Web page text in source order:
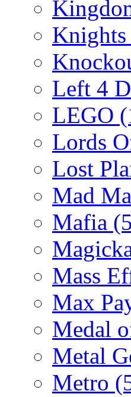
Left 4
LEGO
Lords
Lost
Mad
Mafia
Mass
Max
Medal
Metal
Metro